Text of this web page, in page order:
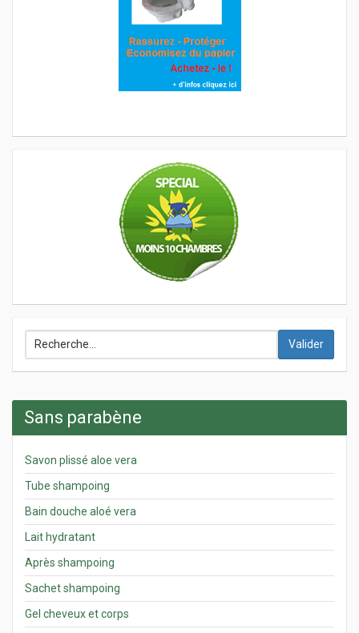
Valider
Sans parabène
Savon plissé aloe vera
Tube shampoing
Bain douche aloé vera
Lait hydratant
Après shampoing
Sachet shampoing
Gel cheveux et corps